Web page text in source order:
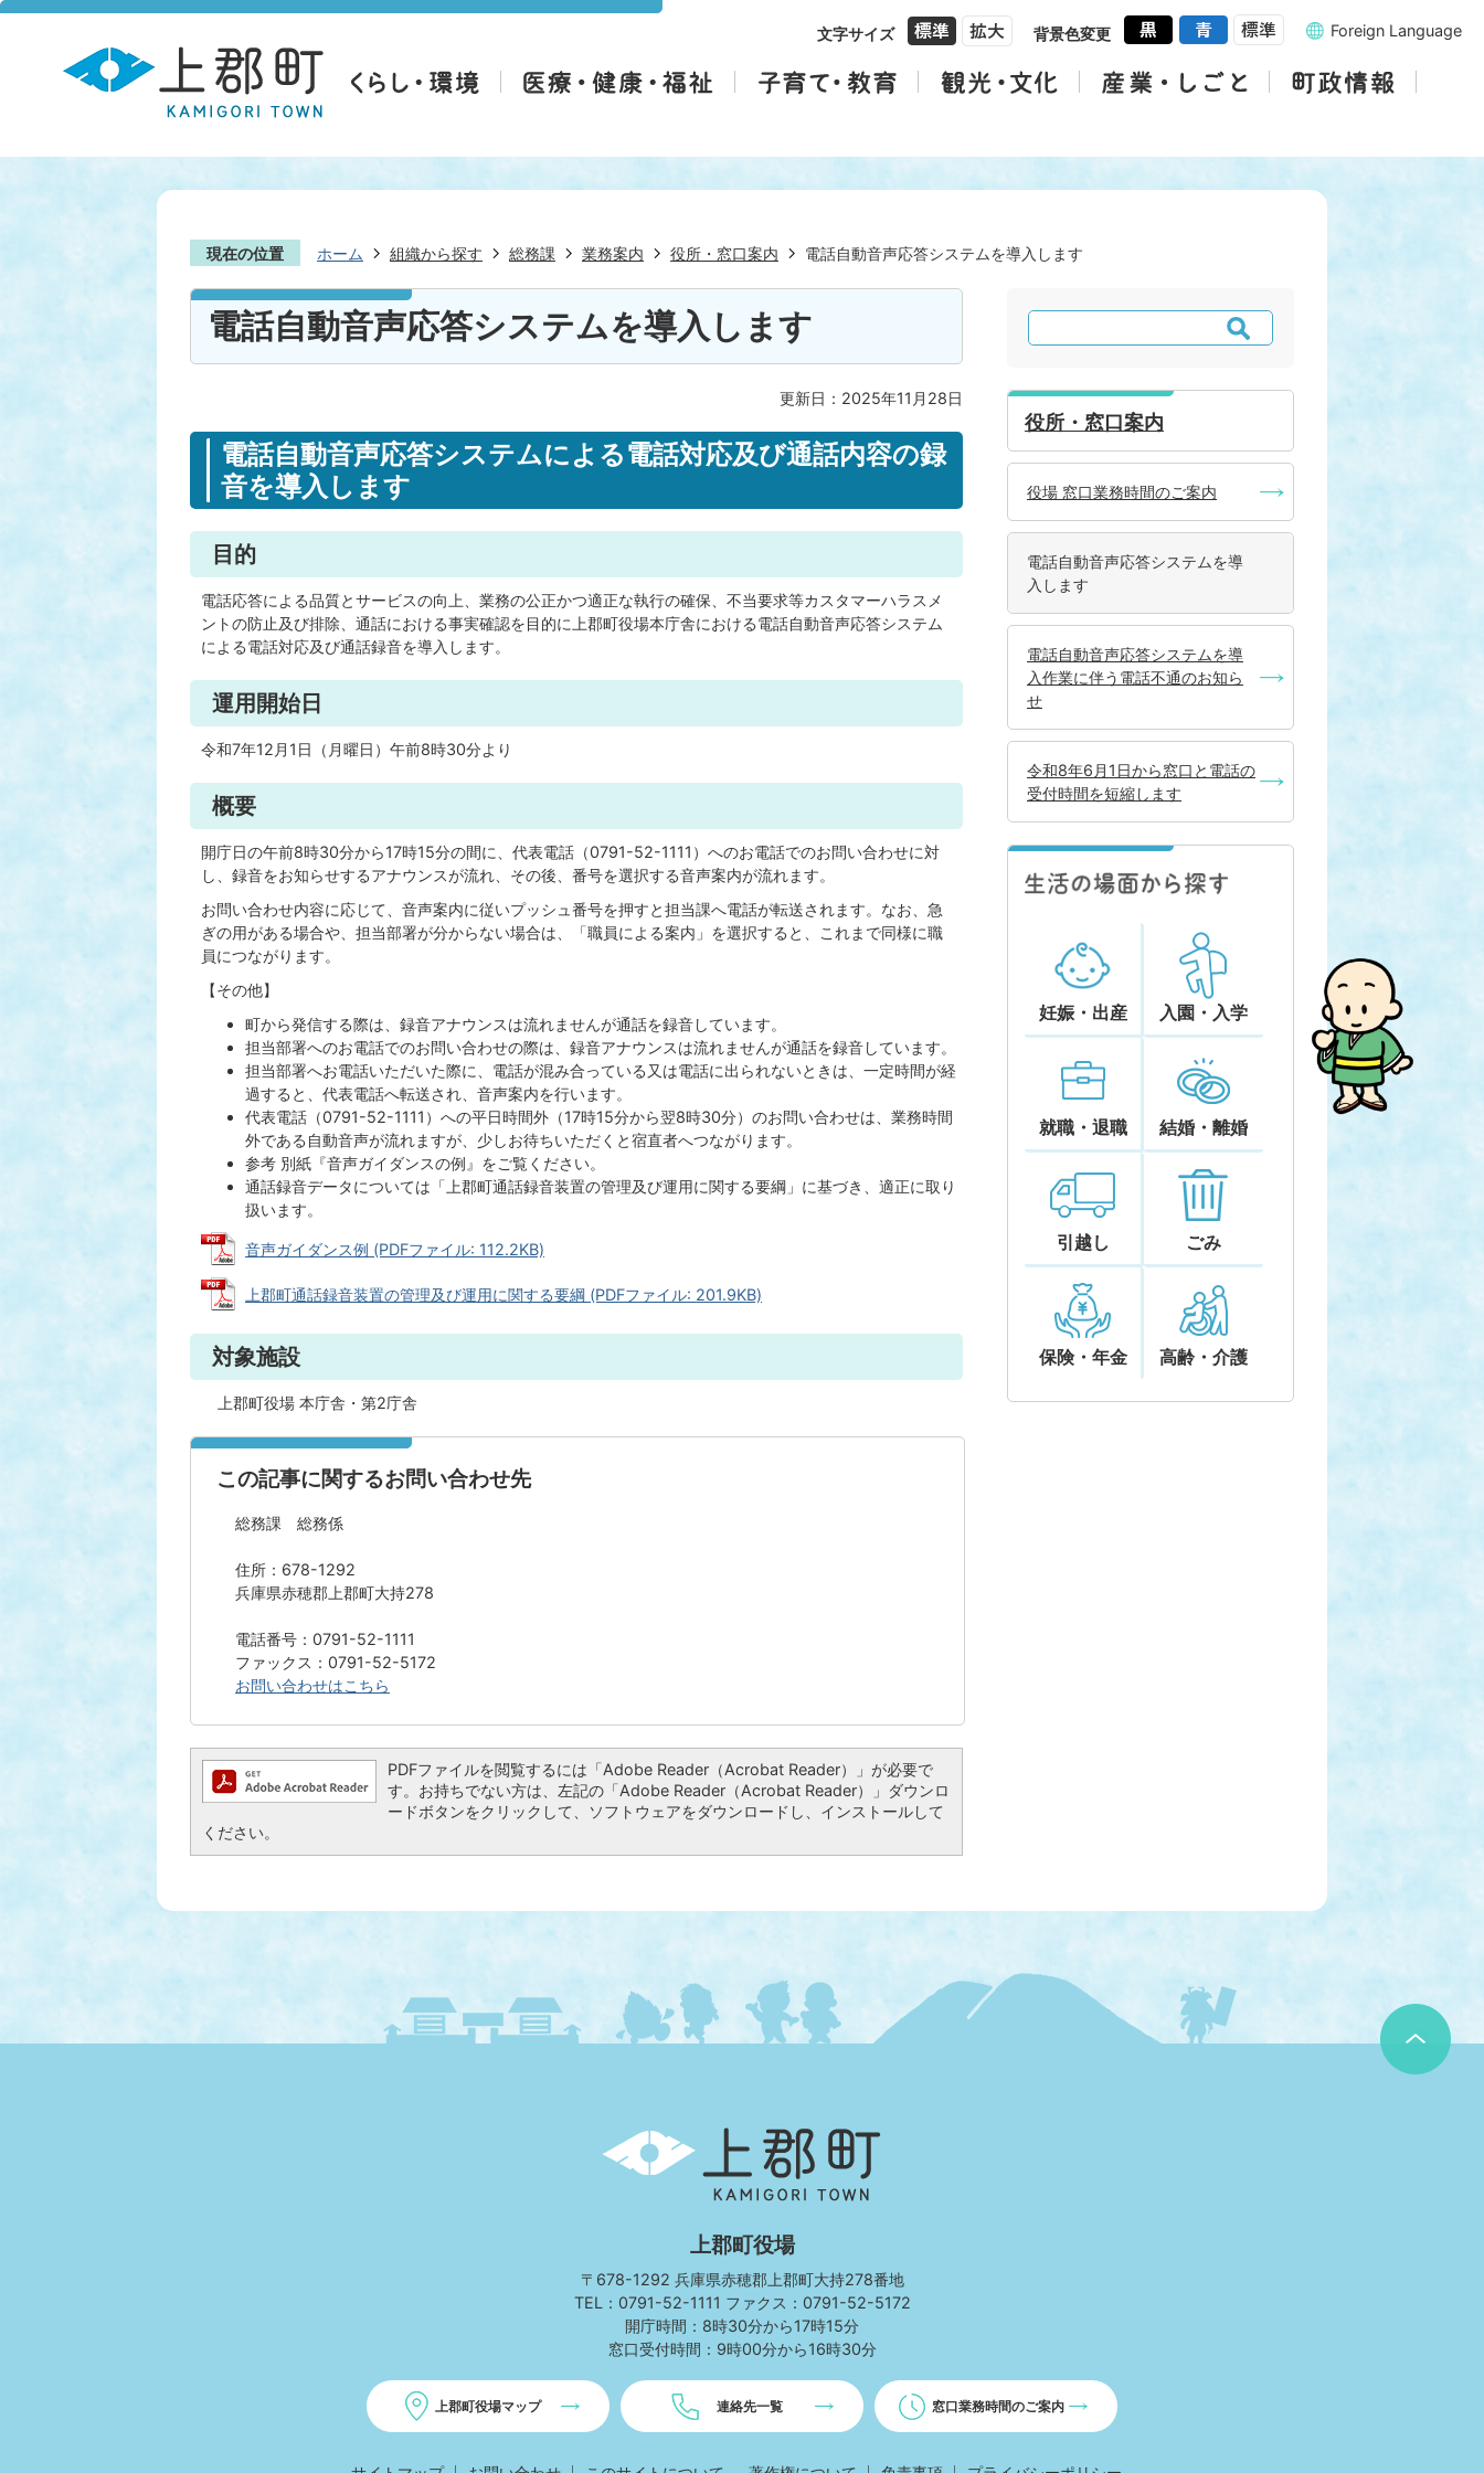
文字サイズ 背景色変更 Foreign Language
現在の位置 ホーム 組織から探す 総務課 業務案内 役所・窓口案内 電話自動音声応答システムを導入します
電話自動音声応答システムを導入します
更新日：2025年11月28日
電話自動音声応答システムによる電話対応及び通話内容の録
音を導入します
目的
電話応答による品質とサービスの向上、業務の公正かつ適正な執行の確保、不当要求等カスタマーハラスメ
ントの防止及び排除、通話における事実確認を目的に上郡町役場本庁舎における電話自動音声応答システム
による電話対応及び通話録音を導入します。
運用開始日
令和7年12月1日（月曜日）午前8時30分より
概要
開庁日の午前8時30分から17時15分の間に、代表電話（0791-52-1111）へのお電話でのお問い合わせに対
し、録音をお知らせするアナウンスが流れ、その後、番号を選択する音声案内が流れます。
お問い合わせ内容に応じて、音声案内に従いプッシュ番号を押すと担当課へ電話が転送されます。なお、急
ぎの用がある場合や、担当部署が分からない場合は、「職員による案内」を選択すると、これまで同様に職
員につながります。
【その他】
町から発信する際は、録音アナウンスは流れませんが通話を録音しています。
担当部署へのお電話でのお問い合わせの際は、録音アナウンスは流れませんが通話を録音しています。
担当部署へお電話いただいた際に、電話が混み合っている又は電話に出られないときは、一定時間が経
過すると、代表電話へ転送され、音声案内を行います。
代表電話（0791-52-1111）への平日時間外（17時15分から翌8時30分）のお問い合わせは、業務時間
外である自動音声が流れますが、少しお待ちいただくと宿直者へつながります。
参考 別紙『音声ガイダンスの例』をご覧ください。
通話録音データについては「上郡町通話録音装置の管理及び運用に関する要綱」に基づき、適正に取り
扱います。
音声ガイダンス例 (PDFファイル: 112.2KB)
上郡町通話録音装置の管理及び運用に関する要綱 (PDFファイル: 201.9KB)
対象施設
上郡町役場 本庁舎・第2庁舎
この記事に関するお問い合わせ先
総務課 総務係
住所：678-1292
兵庫県赤穂郡上郡町大持278
電話番号：0791-52-1111
ファックス：0791-52-5172
お問い合わせはこちら
PDFファイルを閲覧するには「Adobe Reader（Acrobat Reader）」が必要で
す。お持ちでない方は、左記の「Adobe Reader（Acrobat Reader）」ダウンロ
ードボタンをクリックして、ソフトウェアをダウンロードし、インストールして
ください。
検
索
役所・窓口案内
役場 窓口業務時間のご案内
電話自動音声応答システムを導
入します
電話自動音声応答システムを導
入作業に伴う電話不通のお知ら
せ
令和8年6月1日から窓口と電話の
受付時間を短縮します
妊娠・出産 入園・入学
就職・退職 結婚・離婚
引越し ごみ
保険・年金 高齢・介護
郡
上郡町役場
〒678-1292 兵庫県赤穂郡上郡町大持278番地
TEL：0791-52-1111 ファクス：0791-52-5172
開庁時間：8時30分から17時15分
窓口受付時間：9時00分から16時30分
上郡町役場マップ 連絡先一覧 窓口業務時間のご案内